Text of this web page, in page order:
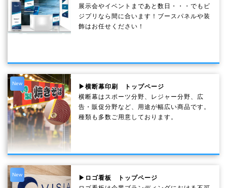
展示会やイベントまであと数日・・・でもビ
ジプリなら間に合います！ブースパネルや装
飾はお任せください！
New
▶横断幕印刷 トップページ
横断幕はスポーツ分野、レジャー分野、広
告・販促分野など、用途が幅広い商品です。
種類も多数ご用意しております。
New
▶ロゴ看板 トップページ